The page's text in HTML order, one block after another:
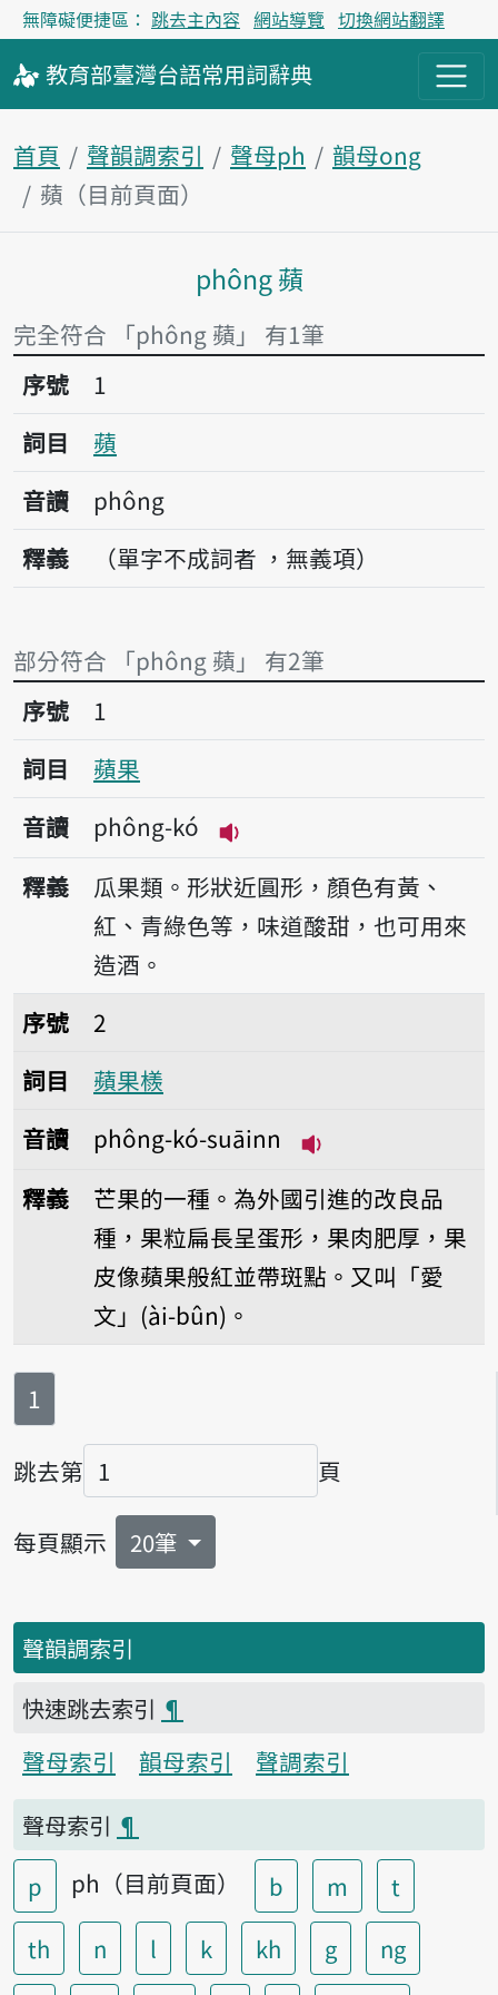
無障礙便捷區： 跳去主內容 網站導覽 切換網站翻譯
教育部臺灣台語常用詞辭典
首頁 聲韻調索引 聲母ph
韻母ong
蘋（目前頁面）
主內容區塊
phông 蘋
完全符合 「phông 蘋」 有1筆
序號1蘋
序號
1
詞目
蘋
音讀
phông
釋義
（單字不成詞者 ，無義項）
部分符合 「phông 蘋」 有2筆
序號1蘋果
序號
1
詞目
蘋果
音讀
phông-kó
播放音讀phông-kó
釋義
瓜果類。形狀近圓形，顏色有黃、
紅、青綠色等，味道酸甜，也可用來
造酒。
序號2蘋果檨
序號
2
詞目
蘋果檨
音讀
phông-kó-suāinn
釋義
芒果的一種。為外國引進的改良品
種，果粒扁長呈蛋形，果肉肥厚，果
皮像蘋果般紅並帶斑點。又叫「愛
文」(ài-bûn)。
第
1
跳去第
頁碼
頁
每頁顯示 20筆
聲韻調索引
快速跳去索引 ¶
聲母索引
韻母索引
聲調索引
聲母索引 ¶
p
ph（目前頁面） b m
t
th
n l k kh g
ng